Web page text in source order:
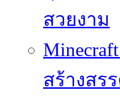
สวยงาม
สร้างสร